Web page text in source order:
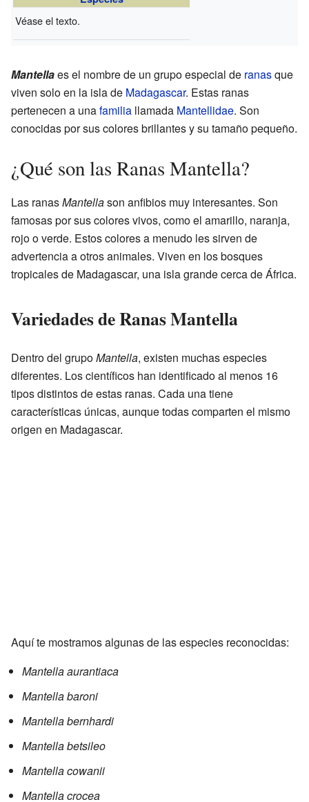
Véase el texto.
Mantellaes el nombre de un grupo especial de ranasque
viven solo en la isla de Madagascar. Estas ranas
pertenecen a unafamilia llamada Mantellidae. Son
conocidas por sus colores brillantes y su tamaño pequeño.
¿Qué son las Ranas Mantella?
Las ranasMantellason anfibios muy interesantes. Son
famosas por sus colores vivos, como el amarillo, naranja,
rojo o verde. Estos colores a menudo les sirven de
advertencia a otros animales. Viven en los bosques
tropicales de Madagascar, una isla grande cerca de África.
Variedades de Ranas Mantella
Dentro del grupoMantella, existen muchas especies
diferentes. Los científicos han identificado al menos 16
tipos distintos de estas ranas. Cada una tiene
características únicas, aunque todas comparten el mismo
origen en Madagascar.
Aquí te mostramos algunas de las especies reconocidas:
Mantella aurantiaca
Mantella baroni
Mantella bernhardi
Mantella betsileo
Mantella cowanii
Mantella crocea